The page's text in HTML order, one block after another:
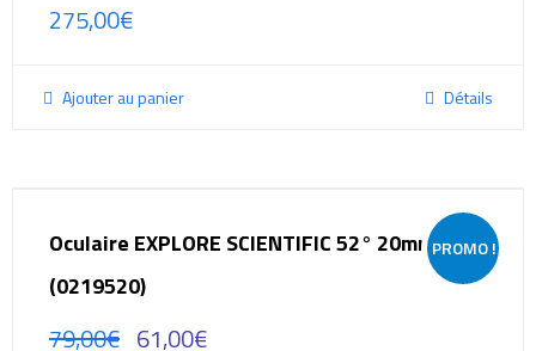
275,00€
Ajouter au panier Détails
PROMO !
Oculaire EXPLORE SCIENTIFIC 52° 20mm
(0219520)
79,00€ 61,00€